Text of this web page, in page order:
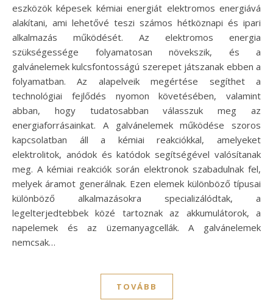
eszközök képesek kémiai energiát elektromos energiává
alakítani, ami lehetővé teszi számos hétköznapi és ipari
alkalmazás működését. Az elektromos energia
szükségessége folyamatosan növekszik, és a
galvánelemek kulcsfontosságú szerepet játszanak ebben a
folyamatban. Az alapelveik megértése segíthet a
technológiai fejlődés nyomon követésében, valamint
abban, hogy tudatosabban válasszuk meg az
energiaforrásainkat. A galvánelemek működése szoros
kapcsolatban áll a kémiai reakciókkal, amelyeket
elektrolitok, anódok és katódok segítségével valósítanak
meg. A kémiai reakciók során elektronok szabadulnak fel,
melyek áramot generálnak. Ezen elemek különböző típusai
különböző alkalmazásokra specializálódtak, a
legelterjedtebbek közé tartoznak az akkumulátorok, a
napelemek és az üzemanyagcellák. A galvánelemek
nemcsak…
TOVÁBB